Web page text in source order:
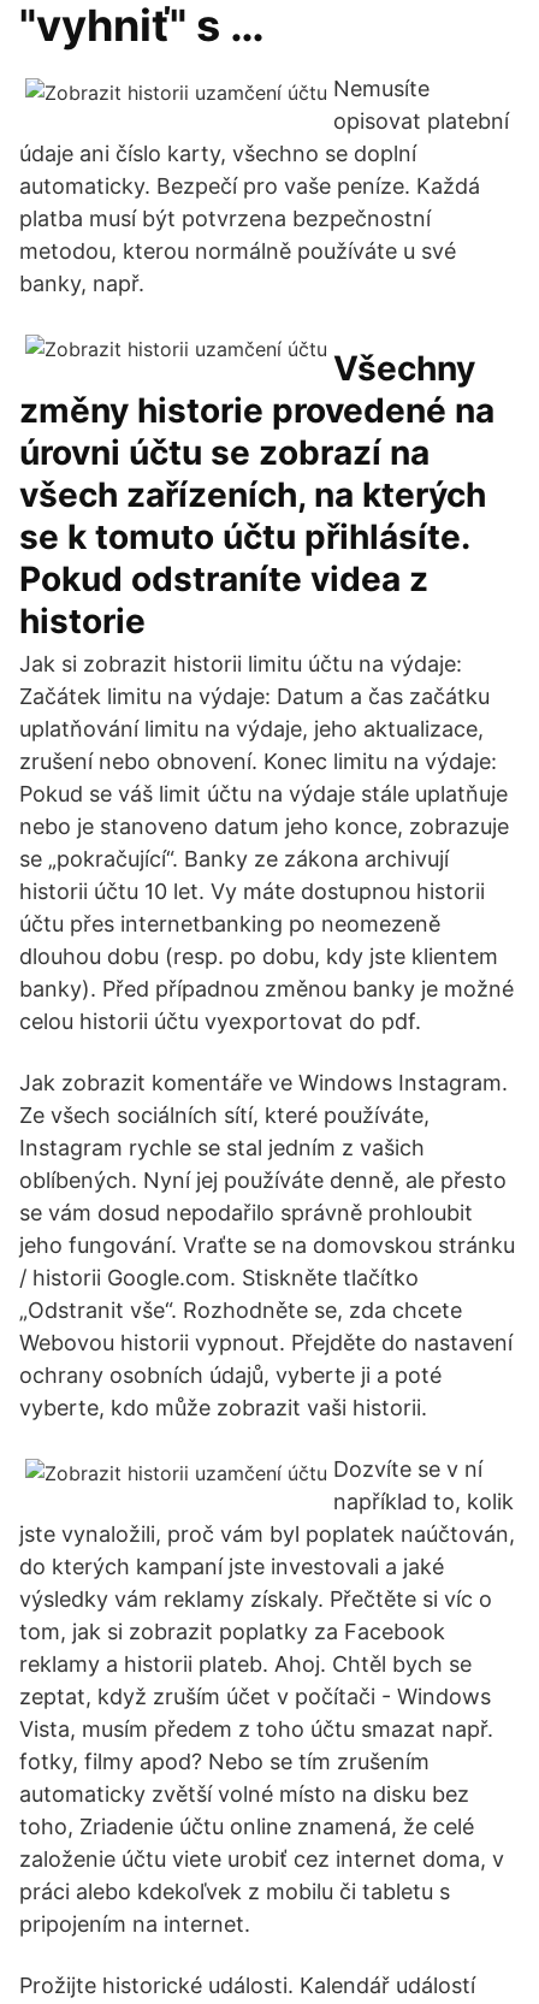
"vyhniť" s …
Nemusíte
opisovat platební
údaje ani číslo karty, všechno se doplní
automaticky. Bezpečí pro vaše peníze. Každá
platba musí být potvrzena bezpečnostní
metodou, kterou normálně používáte u své
banky, např.
Všechny
změny historie provedené na
úrovni účtu se zobrazí na
všech zařízeních, na kterých
se k tomuto účtu přihlásíte.
Pokud odstraníte videa z
historie
Jak si zobrazit historii limitu účtu na výdaje:
Začátek limitu na výdaje: Datum a čas začátku
uplatňování limitu na výdaje, jeho aktualizace,
zrušení nebo obnovení. Konec limitu na výdaje:
Pokud se váš limit účtu na výdaje stále uplatňuje
nebo je stanoveno datum jeho konce, zobrazuje
se „pokračující“. Banky ze zákona archivují
historii účtu 10 let. Vy máte dostupnou historii
účtu přes internetbanking po neomezeně
dlouhou dobu (resp. po dobu, kdy jste klientem
banky). Před případnou změnou banky je možné
celou historii účtu vyexportovat do pdf.
Jak zobrazit komentáře ve Windows Instagram.
Ze všech sociálních sítí, které používáte,
Instagram rychle se stal jedním z vašich
oblíbených. Nyní jej používáte denně, ale přesto
se vám dosud nepodařilo správně prohloubit
jeho fungování. Vraťte se na domovskou stránku
/ historii Google.com. Stiskněte tlačítko
„Odstranit vše“. Rozhodněte se, zda chcete
Webovou historii vypnout. Přejděte do nastavení
ochrany osobních údajů, vyberte ji a poté
vyberte, kdo může zobrazit vaši historii.
Dozvíte se v ní
například to, kolik
jste vynaložili, proč vám byl poplatek naúčtován,
do kterých kampaní jste investovali a jaké
výsledky vám reklamy získaly. Přečtěte si víc o
tom, jak si zobrazit poplatky za Facebook
reklamy a historii plateb. Ahoj. Chtěl bych se
zeptat, když zruším účet v počítači - Windows
Vista, musím předem z toho účtu smazat např.
fotky, filmy apod? Nebo se tím zrušením
automaticky zvětší volné místo na disku bez
toho, Zriadenie účtu online znamená, že celé
založenie účtu viete urobiť cez internet doma, v
práci alebo kdekoľvek z mobilu či tabletu s
pripojením na internet.
Prožijte historické události. Kalendář událostí